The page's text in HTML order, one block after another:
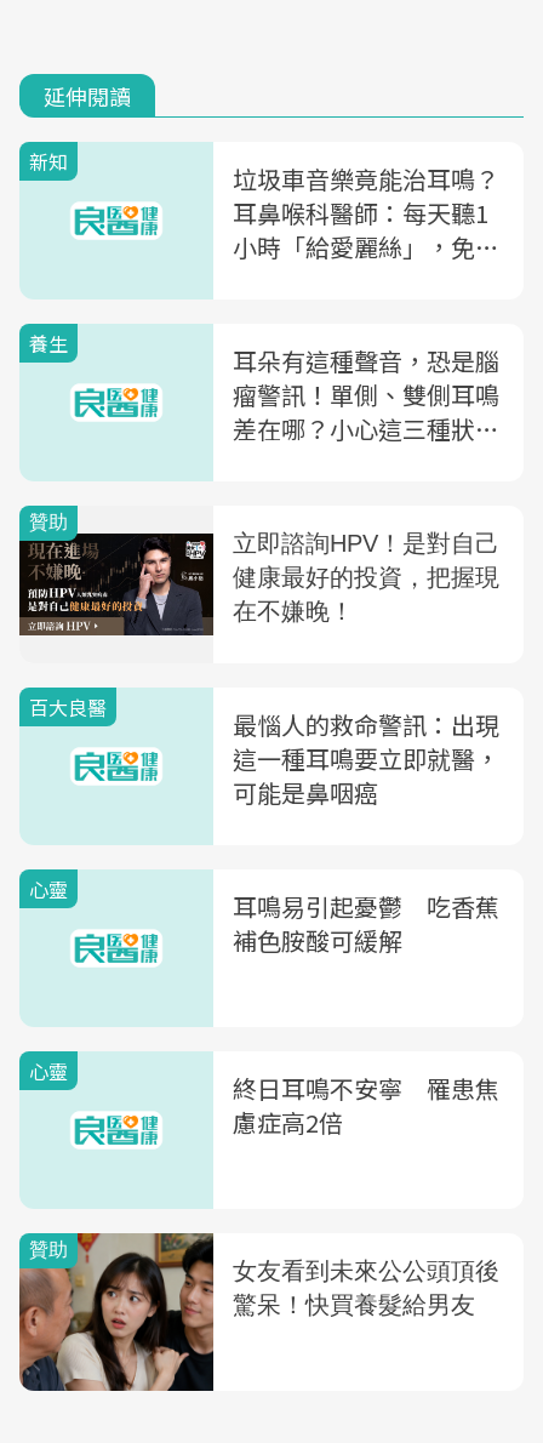
延伸閱讀
新知
垃圾車音樂竟能治耳鳴？
耳鼻喉科醫師：每天聽1
小時「給愛麗絲」，免吃
養生
耳朵有這種聲音，恐是腦
瘤警訊！單側、雙側耳鳴
差在哪？小心這三種狀況
百大良醫
最惱人的救命警訊：出現
這一種耳鳴要立即就醫，
可能是鼻咽癌
心靈
耳鳴易引起憂鬱 吃香蕉
補色胺酸可緩解
心靈
終日耳鳴不安寧 罹患焦
慮症高2倍